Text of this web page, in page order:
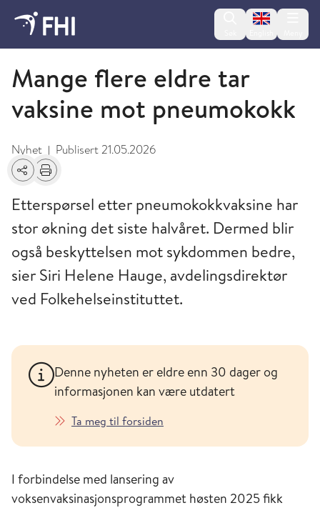
Change
2026 - nyheter fra FHI
Mange flere eldre tar
vaksine mot pneumokokk
Nyhet | Publisert21.05.2026
Del Skriv ut
Etterspørsel etter pneumokokkvaksine har
stor økning det siste halvåret. Dermed blir
også beskyttelsen mot sykdommen bedre,
sier Siri Helene Hauge, avdelingsdirektør
ved Folkehelseinstituttet.
Denne nyheten er eldre enn 30 dager og
informasjonen kan være utdatert
Ta meg til forsiden
I forbindelse med lansering av
voksenvaksinasjonsprogrammet høsten 2025 fikk